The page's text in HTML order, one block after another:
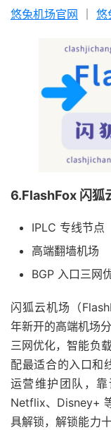
悠兔机场官网 悠
6.FlashFox 闪狐
IPLC 专线节点
高端翻墙机场
BGP 入口三网
闪狐云机场（
年新开的高端机场
三网优化，智能负
配最适合的入口和
运营维护团队，
Netflix、Disney+
具解锁，解锁能力